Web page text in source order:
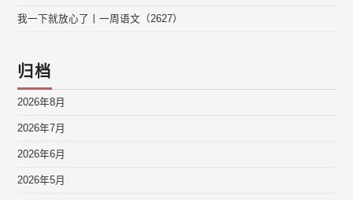
我一下就放心了丨一周语文（2627）
归档
2026年8月
2026年7月
2026年6月
2026年5月